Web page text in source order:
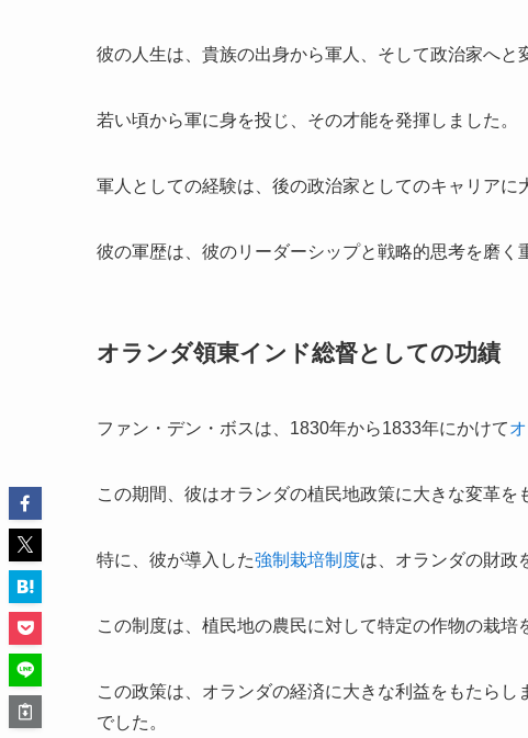
彼の人生は、貴族の出身から軍人、そして政治家へと
若い頃から軍に身を投じ、その才能を発揮しました。
軍人としての経験は、後の政治家としてのキャリアに
彼の軍歴は、彼のリーダーシップと戦略的思考を磨く
オランダ領東インド総督としての功績
ファン・デン・ボスは、1830年から1833年にかけて
この期間、彼はオランダの植民地政策に大きな変革を
特に、彼が導入した強制栽培制度は、オランダの財政
この制度は、植民地の農民に対して特定の作物の栽培
この政策は、オランダの経済に大きな利益をもたら
でした。